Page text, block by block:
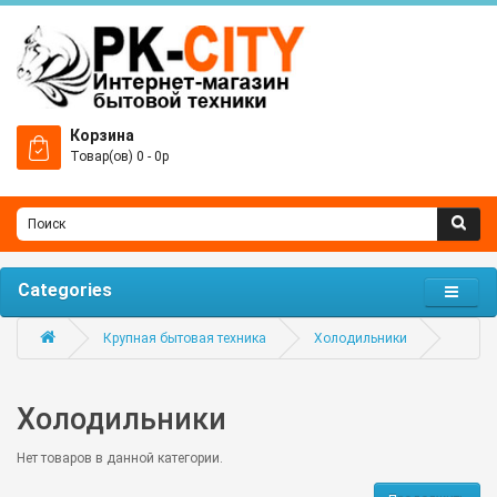
Корзина
Товар(ов) 0 - 0р
Categories
Крупная бытовая техника Холодильники
Холодильники
Нет товаров в данной категории.